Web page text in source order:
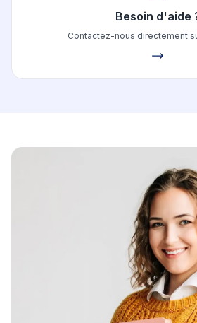
Besoin d'aide
Contactez-nous directement